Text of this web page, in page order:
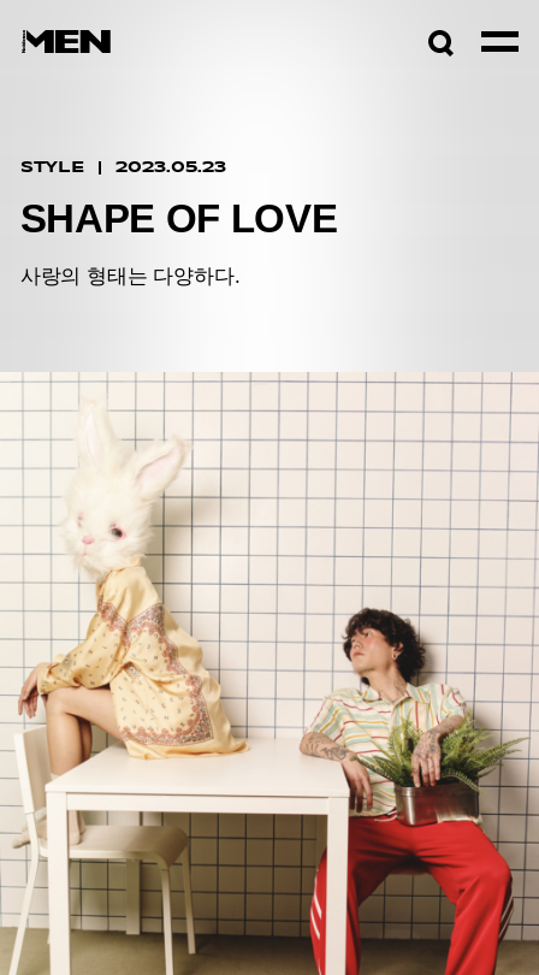
STYLE 2023.05.23
SHAPE OF LOVE
사랑의 형태는 다양하다.